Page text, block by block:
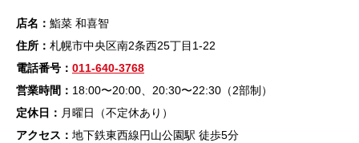
店名： 鮨菜 和喜智
住所： 札幌市中央区南2条西25丁目1-22
電話番号： 011-640-3768
営業時間： 18:00〜20:00、20:30〜22:30（2部制）
定休日： 月曜日（不定休あり）
アクセス： 地下鉄東西線円山公園駅 徒歩5分